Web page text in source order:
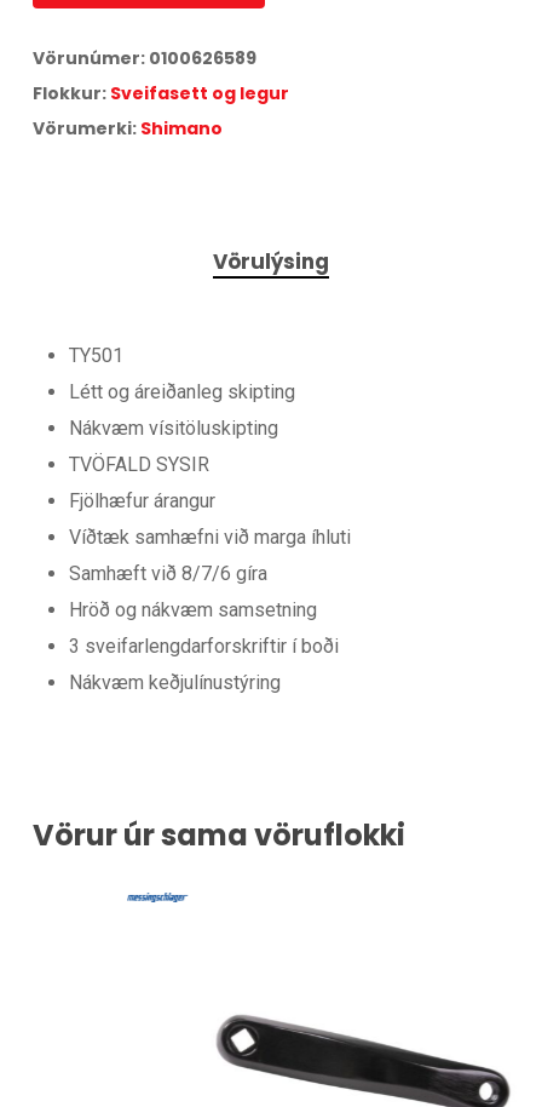
Vörunúmer: 0100626589
Flokkur: Sveifasett og legur
Vörumerki: Shimano
Vörulýsing
TY501
Létt og áreiðanleg skipting
Nákvæm vísitöluskipting
TVÖFALD SYSIR
Fjölhæfur árangur
Víðtæk samhæfni við marga íhluti
Samhæft við 8/7/6 gíra
Hröð og nákvæm samsetning
3 sveifarlengdarforskriftir í boði
Nákvæm keðjulínustýring
Vörur úr sama vöruflokki